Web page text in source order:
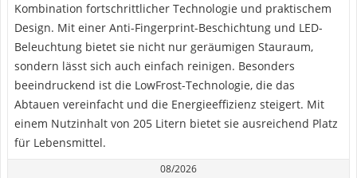
Kombination fortschrittlicher Technologie und praktischem
Design. Mit einer Anti-Fingerprint-Beschichtung und LED-
Beleuchtung bietet sie nicht nur geräumigen Stauraum,
sondern lässt sich auch einfach reinigen. Besonders
beeindruckend ist die LowFrost-Technologie, die das
Abtauen vereinfacht und die Energieeffizienz steigert. Mit
einem Nutzinhalt von 205 Litern bietet sie ausreichend Platz
für Lebensmittel.
08/2026